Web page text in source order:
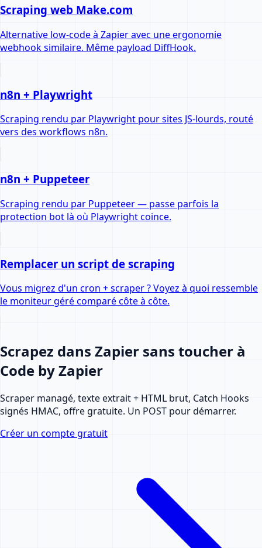
Scraping web Make.com
Alternative low-code à Zapier avec une ergonomie
webhook similaire. Même payload DiffHook.
n8n + Playwright
Scraping rendu par Playwright pour sites JS-lourds, routé
vers des workflows n8n.
n8n + Puppeteer
Scraping rendu par Puppeteer — passe parfois la
protection bot là où Playwright coince.
Remplacer un script de scraping
Vous migrez d'un cron + scraper ? Voyez à quoi ressemble
le moniteur géré comparé côte à côte.
Scrapez dans Zapier sans toucher à
Code by Zapier
Scraper managé, texte extrait + HTML brut, Catch Hooks
signés HMAC, offre gratuite. Un POST pour démarrer.
Créer un compte gratuit